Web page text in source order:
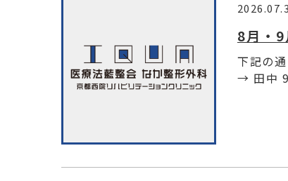
8月・9
下記の
→ 田中